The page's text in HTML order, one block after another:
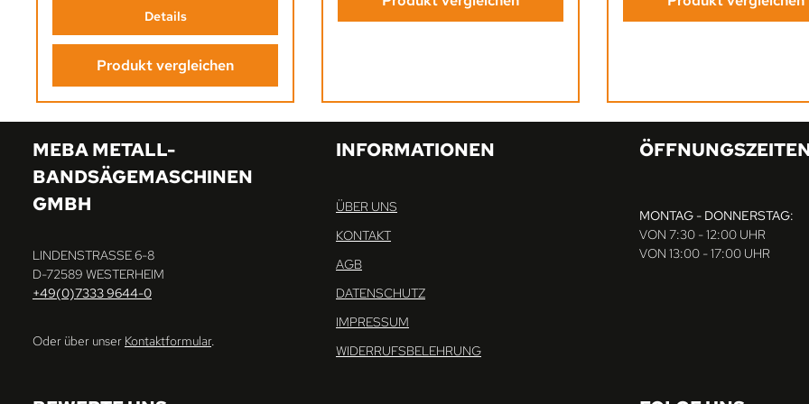
Details
Produkt vergleichen
MEBA METALL-
BANDSÄGEMASCHINEN
GMBH
LINDENSTRASSE 6-8
D-72589 WESTERHEIM
+49(0)7333 9644-0
Oder über unser Kontaktformular.
INFORMATIONEN
ÜBER UNS
KONTAKT
AGB
DATENSCHUTZ
IMPRESSUM
WIDERRUFSBELEHRUNG
MONTAG - DONNERSTAG:
VON 7:30 - 12:00 UHR
VON 13:00 - 17:00 UHR